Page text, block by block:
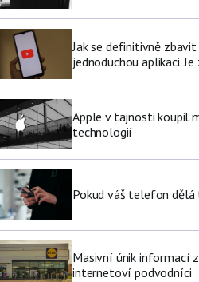
Jak se definitivně
jednoduchou aplikaci.
Apple v tajnosti koupil
technologií
Pokud váš telefon dělá
Masivní únik informací
internetoví podvodníci